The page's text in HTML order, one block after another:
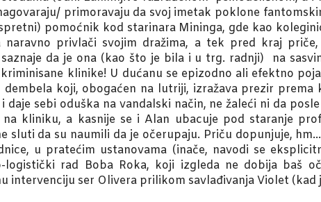
primoravaju da svoj imetak poklone
pomoćnik kod starinara Mininga, gde kao
naravno privlači svojim dražima, a tek pred kraj
da je ona (kao što je bila i u trg. radnji) na
klinike! U dućanu se epizodno ali efektno
koji, obogaćen na lutriji, izražava prezir prema
daje sebi oduška na vandalski način, ne žaleći ni da
kliniku, a kasnije se i Alan ubacuje pod staranje
sluti da su naumili da je očerupaju. Priču dopunjuje, hm…
u pratećim ustanovama (inače, navodi se
logistički rad Boba Roka, koji izgleda ne dobija baš
intervenciju ser Olivera prilikom savlađivanja Violet